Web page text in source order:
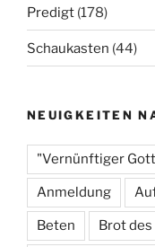
Predigt (178)
Schaukasten (44)
NEUIGKEITEN
"Vernünftiger
Anmeldung
Beten Brot